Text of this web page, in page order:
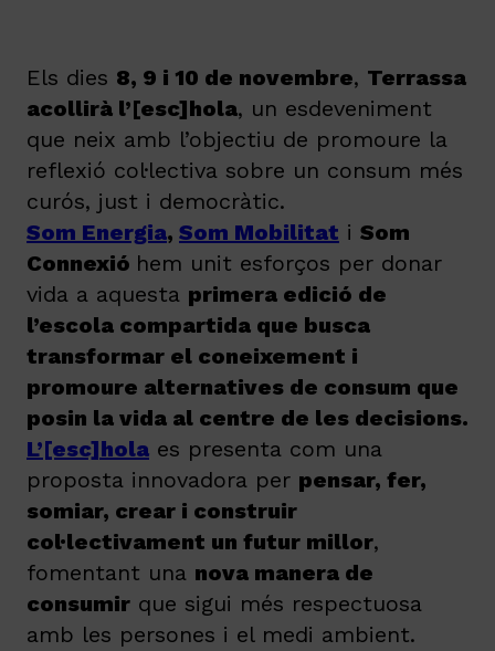
Els dies 8, 9 i 10 de novembre, Terrassa
acollirà l’[esc]hola, un esdeveniment
que neix amb l’objectiu de promoure la
reflexió col·lectiva sobre un consum més
curós, just i democràtic.
Som Energia, Som Mobilitat i Som
Connexió hem unit esforços per donar
vida a aquesta primera edició de
l’escola compartida que busca
transformar el coneixement i
promoure alternatives de consum que
posin la vida al centre de les decisions.
L’[esc]hola es presenta com una
proposta innovadora per pensar, fer,
somiar, crear i construir
col·lectivament un futur millor,
fomentant una nova manera de
consumir que sigui més respectuosa
amb les persones i el medi ambient.